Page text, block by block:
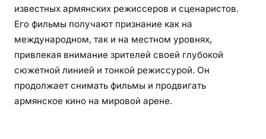
известных армянских режиссеров и сценаристов.
Его фильмы получают признание как на
международном, так и на местном уровнях,
привлекая внимание зрителей своей глубокой
сюжетной линией и тонкой режиссурой. Он
продолжает снимать фильмы и продвигать
армянское кино на мировой арене.